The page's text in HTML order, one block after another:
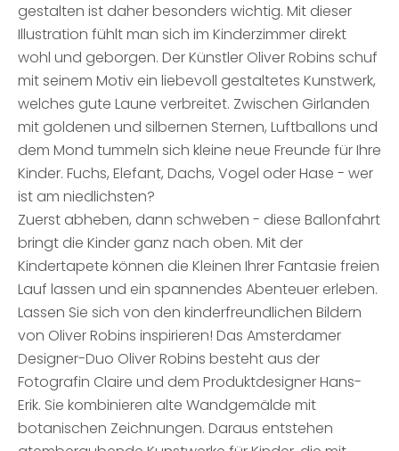
gestalten ist daher besonders wichtig. Mit dieser
Illustration fühlt man sich im Kinderzimmer direkt
wohl und geborgen. Der Künstler Oliver Robins schuf
mit seinem Motiv ein liebevoll gestaltetes Kunstwerk,
welches gute Laune verbreitet. Zwischen Girlanden
mit goldenen und silbernen Sternen, Luftballons und
dem Mond tummeln sich kleine neue Freunde für Ihre
Kinder. Fuchs, Elefant, Dachs, Vogel oder Hase - wer
ist am niedlichsten?
Zuerst abheben, dann schweben - diese Ballonfahrt
bringt die Kinder ganz nach oben. Mit der
Kindertapete können die Kleinen Ihrer Fantasie freien
Lauf lassen und ein spannendes Abenteuer erleben.
Lassen Sie sich von den kinderfreundlichen Bildern
von Oliver Robins inspirieren! Das Amsterdamer
Designer-Duo Oliver Robins besteht aus der
Fotografin Claire und dem Produktdesigner Hans-
Erik. Sie kombinieren alte Wandgemälde mit
botanischen Zeichnungen. Daraus entstehen